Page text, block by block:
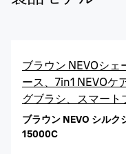
ブラウン NEVOシ
ース、7in1 NEVOケ
グブラシ、スマート
ブラウン NEVO シル
15000C